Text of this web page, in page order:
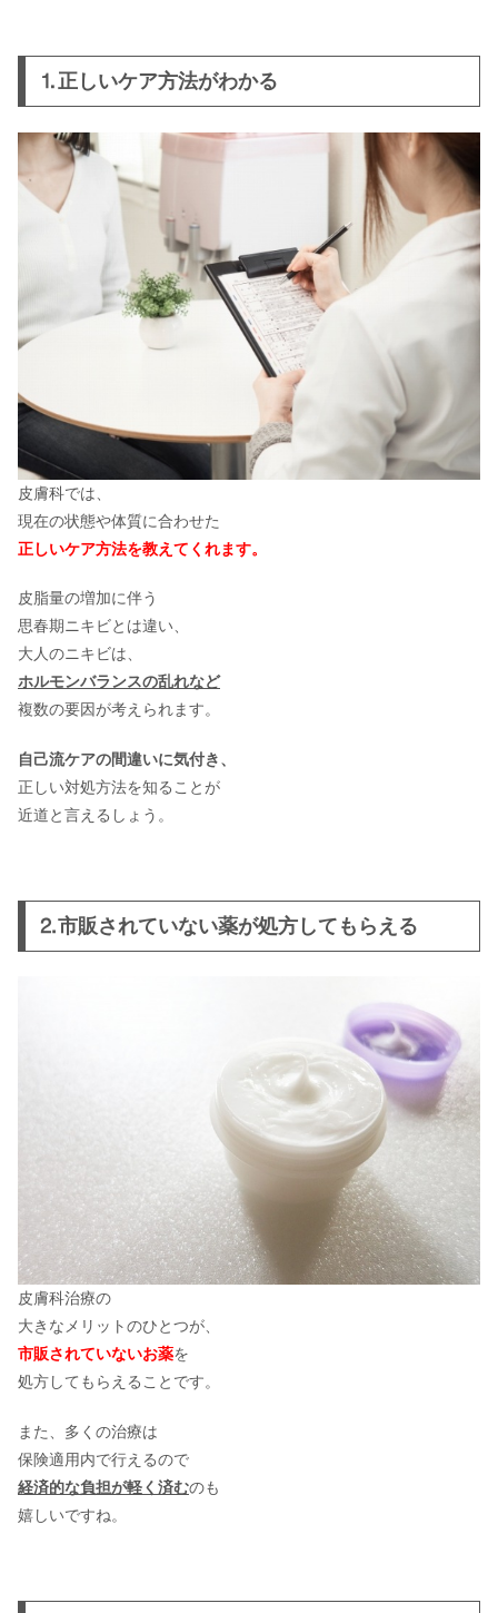
成分まとめ
ヴィオテラスCセラムの口コミ！効果
なし・白くならないの評価を検証して
オルビスユードットの口コミ！エイジ
ングケア効果の評判・レビュー
バタフライピーの効能は？味や青いハ
ーブティーのレシピ
アイムピンチ(I’mPINCH)の口コミ｜効
果なしは嘘？本当？美容液の評判
バクチオールの口コミ！スキンケア配
でも効果あるの？悪い評判の真相も
⒈正しいケア方法がわかる
皮膚科では、
現在の状態や体質に合わせた
正しいケア方法を教えてくれます。
皮脂量の増加に伴う
思春期ニキビとは違い、
大人のニキビは、
ホルモンバランスの乱れなど
複数の要因が考えられます。
自己流ケアの間違いに気付き、
正しい対処方法を知ることが
近道と言えるしょう。
⒉市販されていない薬が処方してもらえる
皮膚科治療の
大きなメリットのひとつが、
市販されていないお薬を
処方してもらえることです。
また、多くの治療は
保険適用内で行えるので
経済的な負担が軽く済むのも
嬉しいですね。